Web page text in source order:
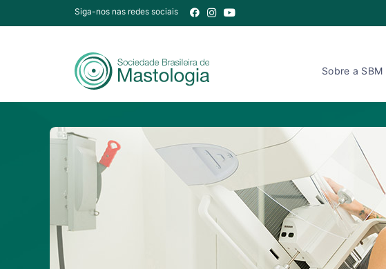
Siga-nos nas redes sociais
Sobre a SBM